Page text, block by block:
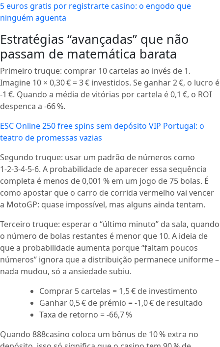
5 euros gratis por registrarte casino: o engodo que
ninguém aguenta
Estratégias “avançadas” que não
passam de matemática barata
Primeiro truque: comprar 10 cartelas ao invés de 1.
Imagine 10 × 0,30 € = 3 € investidos. Se ganhar 2 €, o lucro é
-1 €. Quando a média de vitórias por cartela é 0,1 €, o ROI
despenca a -66 %.
ESC Online 250 free spins sem depósito VIP Portugal: o
teatro de promessas vazias
Segundo truque: usar um padrão de números como
1‑2‑3‑4‑5‑6. A probabilidade de aparecer essa sequência
completa é menos de 0,001 % em um jogo de 75 bolas. É
como apostar que o carro de corrida vermelho vai vencer
a MotoGP: quase impossível, mas alguns ainda tentam.
Terceiro truque: esperar o “último minuto” da sala, quando
o número de bolas restantes é menor que 10. A ideia de
que a probabilidade aumenta porque “faltam poucos
números” ignora que a distribuição permanece uniforme –
nada mudou, só a ansiedade subiu.
Comprar 5 cartelas = 1,5 € de investimento
Ganhar 0,5 € de prémio = -1,0 € de resultado
Taxa de retorno = -66,7 %
Quando 888casino coloca um bônus de 10 % extra no